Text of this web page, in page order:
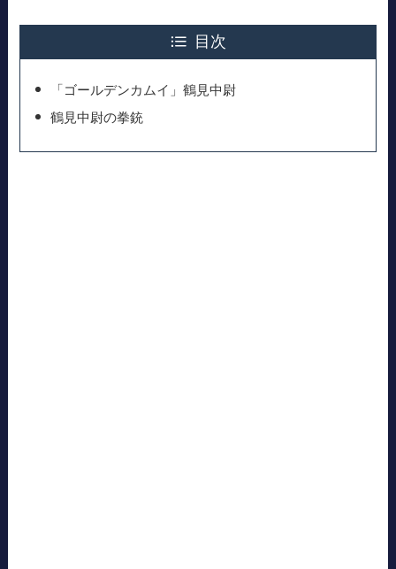
目次
「ゴールデンカムイ」鶴見中尉
鶴見中尉の拳銃